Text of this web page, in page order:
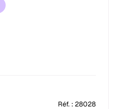
Réf. : 28028